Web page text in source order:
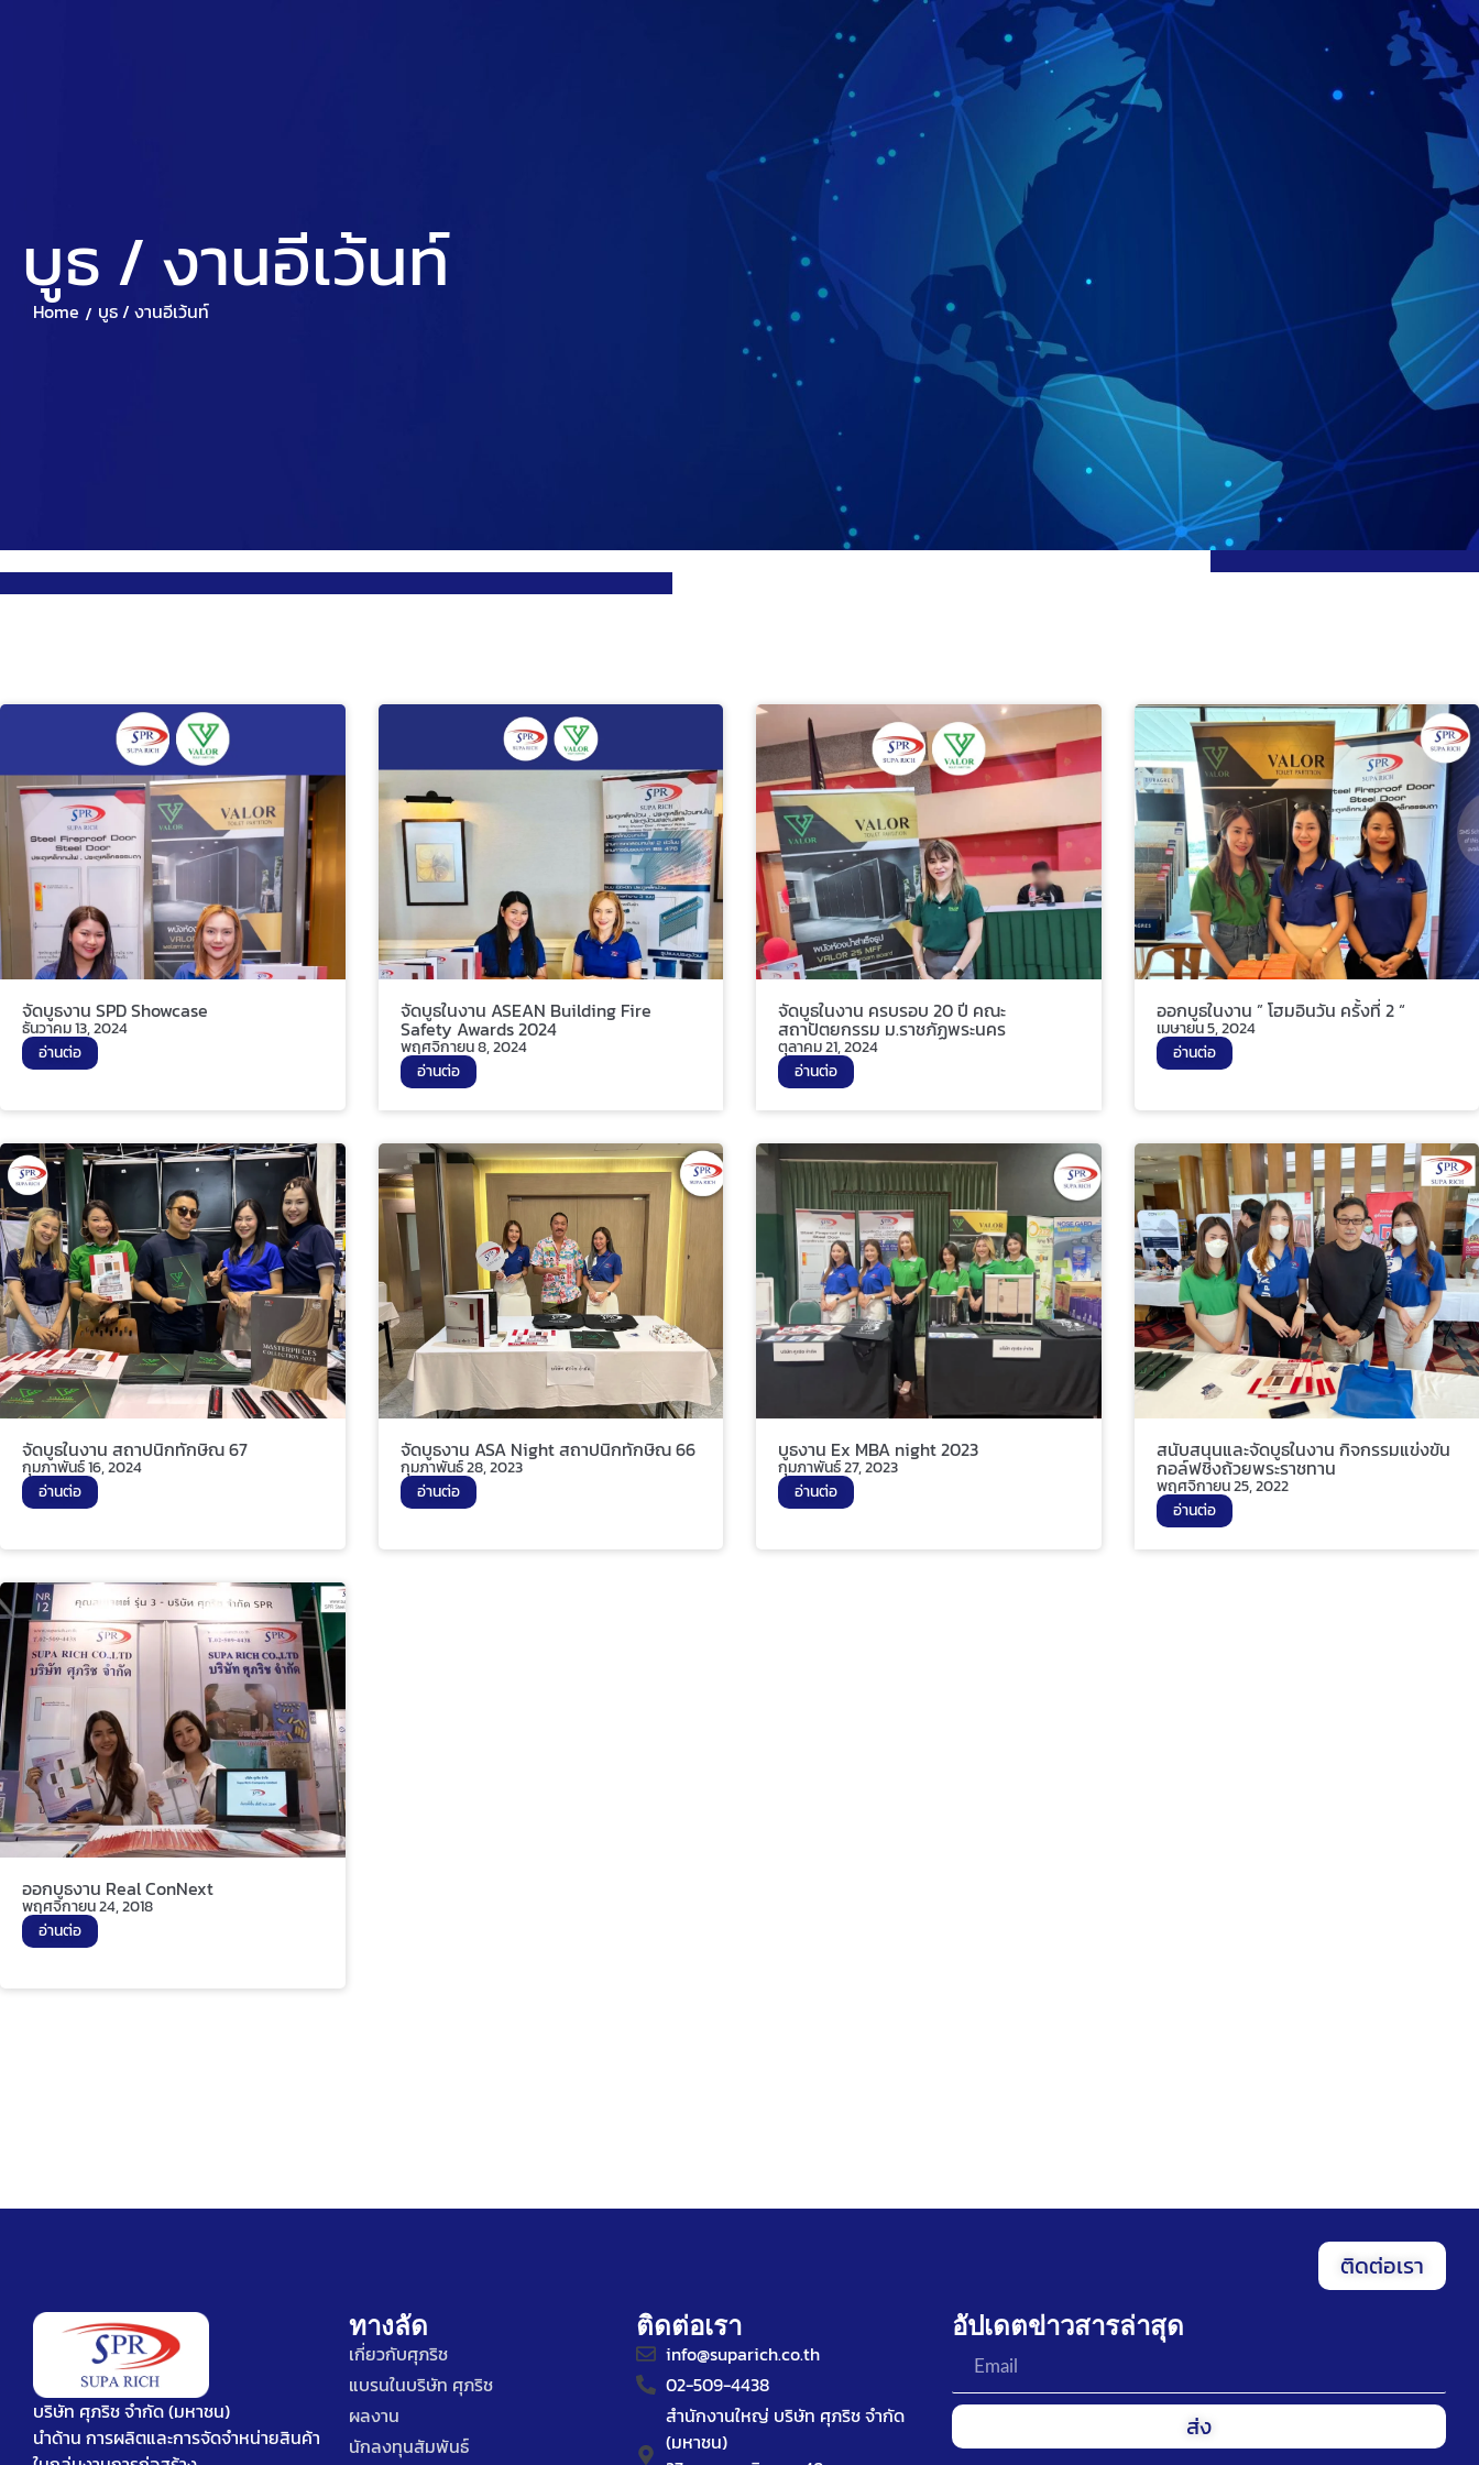
ข่าวสาร/กิจกรรม ติดต่อเรา ไทย
บูธ / งานอีเว้นท์
Home / บูธ / งานอีเว้นท์
จัดบูธงาน SPD Showcase
ธันวาคม 13, 2024
อ่านต่อ
จัดบูธในงาน ASEAN Building Fire
Safety Awards 2024
พฤศจิกายน 8, 2024
อ่านต่อ
จัดบูธในงาน ครบรอบ 20 ปี คณะ
สถาปัตยกรรม ม.ราชภัฏพระนคร
ตุลาคม 21, 2024
อ่านต่อ
ออกบูธในงาน ” โฮมอินวัน ครั้งที่ 2 “
เมษายน 5, 2024
อ่านต่อ
จัดบูธในงาน สถาปนิกทักษิณ 67
กุมภาพันธ์ 16, 2024
อ่านต่อ
จัดบูธงาน ASA Night สถาปนิกทักษิณ 66
กุมภาพันธ์ 28, 2023
อ่านต่อ
บูธงาน Ex MBA night 2023
กุมภาพันธ์ 27, 2023
อ่านต่อ
สนับสนุนและจัดบูธในงาน กิจกรรมแข่งขัน
กอล์ฟชิงถ้วยพระราชทาน
พฤศจิกายน 25, 2022
อ่านต่อ
ออกบูธงาน Real ConNext
พฤศจิกายน 24, 2018
อ่านต่อ
ติดต่อเรา
บริษัท ศุภริช จำกัด (มหาชน)
นำด้าน การผลิตและการจัดจำหน่ายสินค้า
ทางลัด
เกี่ยวกับศุภริช
แบรนในบริษัท ศุภริช
ผลงาน
นักลงทุนสัมพันธ์
ติดต่อเรา
info@suparich.co.th
02-509-4438
สำนักงานใหญ่ บริษัท ศุภริช จำกัด
(มหาชน)
อัปเดตข่าวสารล่าสุด
ส่ง